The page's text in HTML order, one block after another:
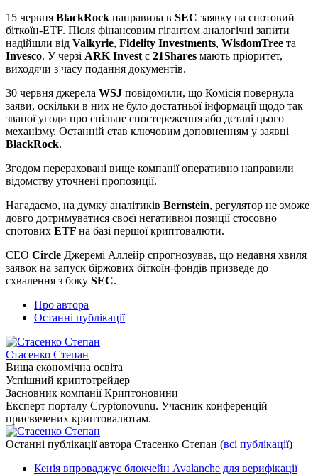
15 червня BlackRock направила в SEC заявку на спотовий
біткоїн-ETF. Після фінансовим гігантом аналогічні запити
надійшли від Valkyrie, Fidelity Investments, WisdomTree та
Invesco. У черзі ARK Invest c 21Shares мають пріоритет,
виходячи з часу подання документів.
30 червня джерела WSJ повідомили, що Комісія повернула
заяви, оскільки в них не було достатньої інформації щодо так
званої угоди про спільне спостереження або деталі цього
механізму. Останній став ключовим доповненням у заявці
BlackRock.
Згодом перераховані вище компанії оперативно направили
відомству уточнені пропозиції.
Нагадаємо, на думку аналітиків Bernstein, регулятор не зможе
довго дотримуватися своєї негативної позиції стосовно
спотових ETF на базі першої криптовалюти.
CEO Circle Джеремі Аллейр спрогнозував, що недавня хвиля
заявок на запуск біржових біткоїн-фондів призведе до
схвалення з боку SEC.
Про автора
Останні публікації
Стасенко Степан
Вища економічна освіта
Успішний криптотрейдер
Засновник компанії Криптоновини
Експерт порталу Cryptonovunu. Учасник конференцій
присвячених криптовалютам.
Останні публікації автора Стасенко Степан (всі публікації)
Кенія впроваджує блокчейн Avalanche для верифікації